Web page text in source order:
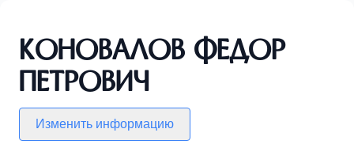
Коновалов Федор
Петрович
Изменить информацию